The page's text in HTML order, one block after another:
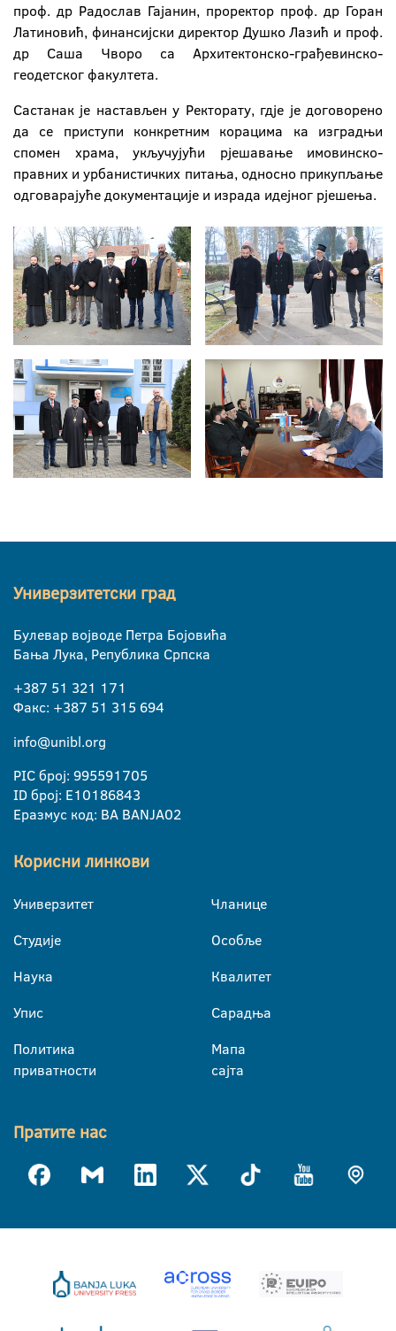
проф. др Радослав Гајанин, проректор проф. др Горан
Латиновић, финансијски директор Душко Лазић и проф.
др Саша Чворо са Архитектонско-грађевинско-
геодетског факултета.
Састанак је настављен у Ректорату, гдје је договорено
да се приступи конкретним корацима ка изградњи
спомен храма, укључујући рјешавање имовинско-
правних и урбанистичких питања, односно прикупљање
одговарајуће документације и израда идејног рјешења.
Универзитетски град
Булевар војводе Петра Бојовића
Бања Лука, Република Српска
+387 51 321 171
Факс: +387 51 315 694
info@unibl.org
PIC број: 995591705
ID број: E10186843
Еразмус код: BA BANJA02
Корисни линкови
Универзитет
Студије
Наука
Упис
Политика
приватности
Чланице
Особље
Квалитет
Сарадња
Мапа
сајта
Пратите нас